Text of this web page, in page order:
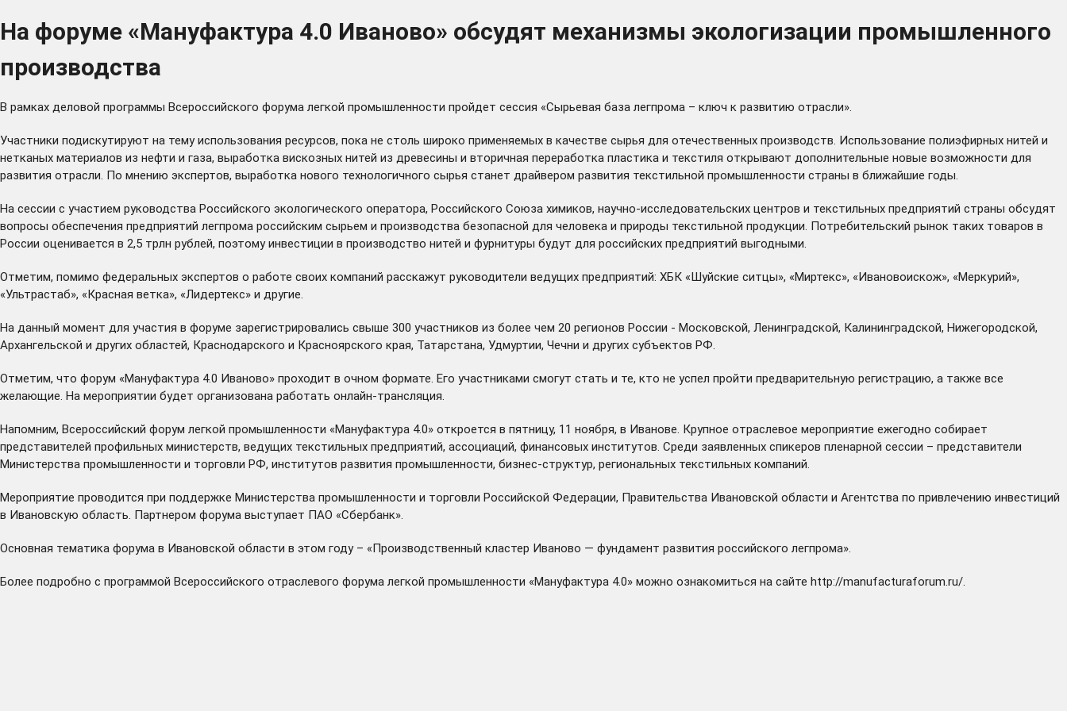
На форуме «Мануфактура 4.0 Иваново» обсудят механизмы экологизации промышленного
производства
В рамках деловой программы Всероссийского форума легкой промышленности пройдет сессия «Сырьевая база легпрома – ключ к развитию отрасли».
Участники подискутируют на тему использования ресурсов, пока не столь широко применяемых в качестве сырья для отечественных производств. Использование полиэфирных нитей и
нетканых материалов из нефти и газа, выработка вискозных нитей из древесины и вторичная переработка пластика и текстиля открывают дополнительные новые возможности для
развития отрасли. По мнению экспертов, выработка нового технологичного сырья станет драйвером развития текстильной промышленности страны в ближайшие годы.
На сессии с участием руководства Российского экологического оператора, Российского Союза химиков, научно-исследовательских центров и текстильных предприятий страны обсудят
вопросы обеспечения предприятий легпрома российским сырьем и производства безопасной для человека и природы текстильной продукции. Потребительский рынок таких товаров в
России оценивается в 2,5 трлн рублей, поэтому инвестиции в производство нитей и фурнитуры будут для российских предприятий выгодными.
Отметим, помимо федеральных экспертов о работе своих компаний расскажут руководители ведущих предприятий: ХБК «Шуйские ситцы», «Миртекс», «Ивановоискож», «Меркурий»,
«Ультрастаб», «Красная ветка», «Лидертекс» и другие.
На данный момент для участия в форуме зарегистрировались свыше 300 участников из более чем 20 регионов России - Московской, Ленинградской, Калининградской, Нижегородской,
Архангельской и других областей, Краснодарского и Красноярского края, Татарстана, Удмуртии, Чечни и других субъектов РФ.
Отметим, что форум «Мануфактура 4.0 Иваново» проходит в очном формате. Его участниками смогут стать и те, кто не успел пройти предварительную регистрацию, а также все
желающие. На мероприятии будет организована работать онлайн-трансляция.
Напомним, Всероссийский форум легкой промышленности «Мануфактура 4.0» откроется в пятницу, 11 ноября, в Иванове. Крупное отраслевое мероприятие ежегодно собирает
представителей профильных министерств, ведущих текстильных предприятий, ассоциаций, финансовых институтов. Среди заявленных спикеров пленарной сессии – представители
Министерства промышленности и торговли РФ, институтов развития промышленности, бизнес-структур, региональных текстильных компаний.
Мероприятие проводится при поддержке Министерства промышленности и торговли Российской Федерации, Правительства Ивановской области и Агентства по привлечению инвестиций
в Ивановскую область. Партнером форума выступает ПАО «Сбербанк».
Основная тематика форума в Ивановской области в этом году – «Производственный кластер Иваново — фундамент развития российского легпрома».
Более подробно с программой Всероссийского отраслевого форума легкой промышленности «Мануфактура 4.0» можно ознакомиться на сайте http://manufacturaforum.ru/